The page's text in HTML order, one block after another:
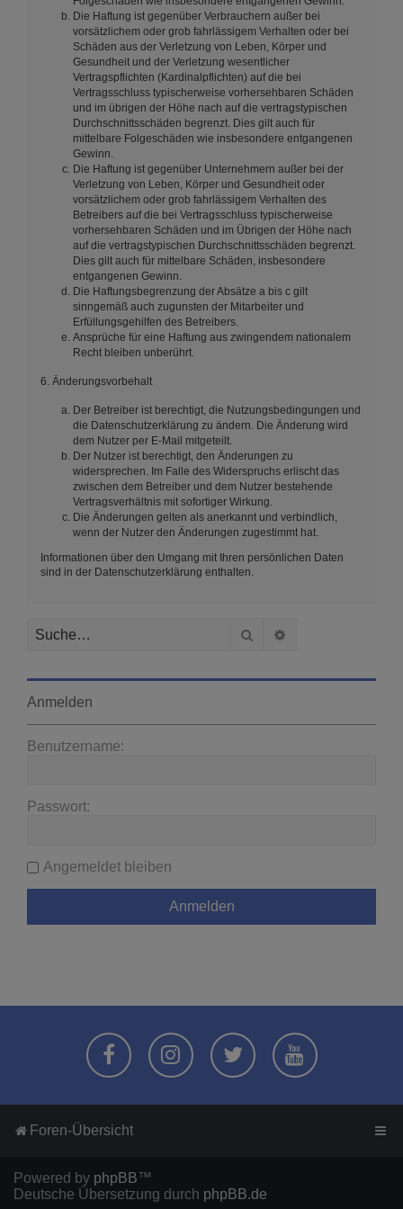
Die Haftung ist gegenüber Verbrauchern außer bei
vorsätzlichem oder grob fahrlässigem Verhalten oder bei
Schäden aus der Verletzung von Leben, Körper und
Gesundheit und der Verletzung wesentlicher
Vertragspflichten (Kardinalpflichten) auf die bei
Vertragsschluss typischerweise vorhersehbaren Schäden
und im übrigen der Höhe nach auf die vertragstypischen
Durchschnittsschäden begrenzt. Dies gilt auch für
mittelbare Folgeschäden wie insbesondere entgangenen
Gewinn.
Die Haftung ist gegenüber Unternehmern außer bei der
Verletzung von Leben, Körper und Gesundheit oder
vorsätzlichem oder grob fahrlässigem Verhalten des
Betreibers auf die bei Vertragsschluss typischerweise
vorhersehbaren Schäden und im Übrigen der Höhe nach
auf die vertragstypischen Durchschnittsschäden begrenzt.
Dies gilt auch für mittelbare Schäden, insbesondere
entgangenen Gewinn.
Die Haftungsbegrenzung der Absätze a bis c gilt
sinngemäß auch zugunsten der Mitarbeiter und
Erfüllungsgehilfen des Betreibers.
Ansprüche für eine Haftung aus zwingendem nationalem
Recht bleiben unberührt.
6. Änderungsvorbehalt
Der Betreiber ist berechtigt, die Nutzungsbedingungen und
die Datenschutzerklärung zu ändern. Die Änderung wird
dem Nutzer per E-Mail mitgeteilt.
Der Nutzer ist berechtigt, den Änderungen zu
widersprechen. Im Falle des Widerspruchs erlischt das
zwischen dem Betreiber und dem Nutzer bestehende
Vertragsverhältnis mit sofortiger Wirkung.
Die Änderungen gelten als anerkannt und verbindlich,
wenn der Nutzer den Änderungen zugestimmt hat.
Informationen über den Umgang mit Ihren persönlichen Daten
sind in der Datenschutzerklärung enthalten.
Suche
Anmelden
Benutzername:
Passwort:
Angemeldet bleiben
Foren-Übersicht
Powered by phpBB™
Deutsche Übersetzung durch phpBB.de